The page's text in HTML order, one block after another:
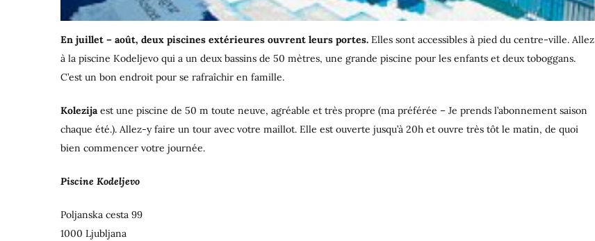
En juillet – août, deux piscines extérieures ouvrent leurs portes. Elles sont accessibles à pied du centre-ville. Allez
à la piscine Kodeljevo qui a un deux bassins de 50 mètres, une grande piscine pour les enfants et deux toboggans.
C’est un bon endroit pour se rafraîchir en famille.
Kolezijaest une piscine de 50 m toute neuve, agréable et très propre (ma préférée – Je prends l’abonnement saison
chaque été.). Allez-y faire un tour avec votre maillot. Elle est ouverte jusqu’à 20h et ouvre très tôt le matin, de quoi
bien commencer votre journée.
Piscine Kodeljevo
Poljanska cesta 99
1000 Ljubljana